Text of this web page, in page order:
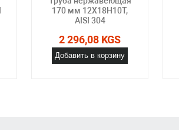
170 мм 12Х18Н10Т,
AISI 304
2 296,08 KGS
Добавить в корзину